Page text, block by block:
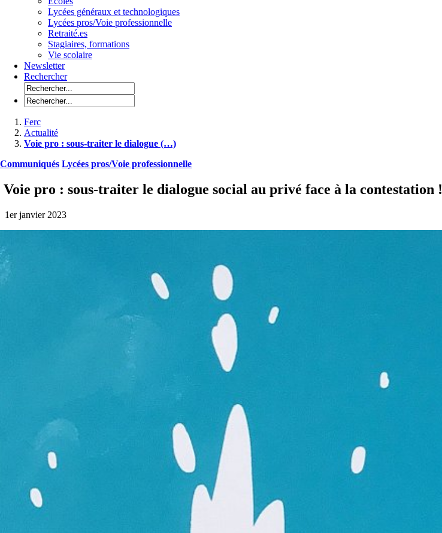
Lycées généraux et technologiques
Lycées pros/Voie professionnelle
Retraité.es
Stagiaires, formations
Vie scolaire
Newsletter
Rechercher
Ferc
Actualité
Voie pro : sous-traiter le dialogue (…)
Communiqués Lycées pros/Voie professionnelle
Voie pro : sous-traiter le dialogue social au privé face à la contestation !
1er janvier 2023